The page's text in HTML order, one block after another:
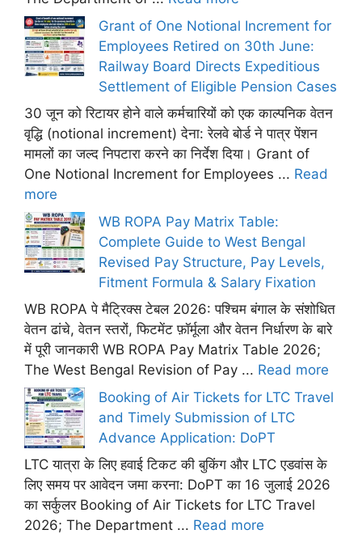
Grant of One Notional Increment for
Employees Retired on 30th June:
Railway Board Directs Expeditious
Settlement of Eligible Pension Cases
30 जून को रिटायर होने वाले कर्मचारियों को एक काल्पनिक वेतन
वृद्धि (notional increment) देना: रेलवे बोर्ड ने पात्र पेंशन
मामलों का जल्द निपटारा करने का निर्देश दिया। Grant of
One Notional Increment for Employees ... Read
more
WB ROPA Pay Matrix Table:
Complete Guide to West Bengal
Revised Pay Structure, Pay Levels,
Fitment Formula & Salary Fixation
WB ROPA पे मैट्रिक्स टेबल 2026: पश्चिम बंगाल के संशोधित
वेतन ढांचे, वेतन स्तरों, फिटमेंट फ़ॉर्मूला और वेतन निर्धारण के बारे
में पूरी जानकारी WB ROPA Pay Matrix Table 2026;
The West Bengal Revision of Pay ... Read more
Booking of Air Tickets for LTC Travel
and Timely Submission of LTC
Advance Application: DoPT
LTC यात्रा के लिए हवाई टिकट की बुकिंग और LTC एडवांस के
लिए समय पर आवेदन जमा करना: DoPT का 16 जुलाई 2026
का सर्कुलर Booking of Air Tickets for LTC Travel
2026; The Department ... Read more